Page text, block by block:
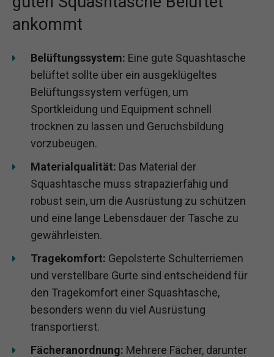
ankommt
Belüftungssystem: Eine gute Squashtasche
belüftet sollte über ein ausgeklügeltes
Belüftungssystem verfügen, um
Sportkleidung und Equipment schnell
trocknen zu lassen und Geruchsbildung
vorzubeugen.
Materialqualität: Das Material der
Squashtasche muss strapazierfähig und
robust sein, um die Ausrüstung zu schützen
und eine lange Lebensdauer der Tasche zu
gewährleisten.
Tragekomfort: Gepolsterte Schulterriemen
und verstellbare Gurte sind entscheidend für
den Tragekomfort einer Squashtasche,
besonders wenn du viel Ausrüstung
transportierst.
Fächeranordnung: Mehrere Fächer, darunter